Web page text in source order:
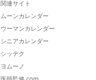
関連サイト
ムーンカレンダー
ウーマンカレンダー
シニアカレンダー
シッテク
ヨムーノ